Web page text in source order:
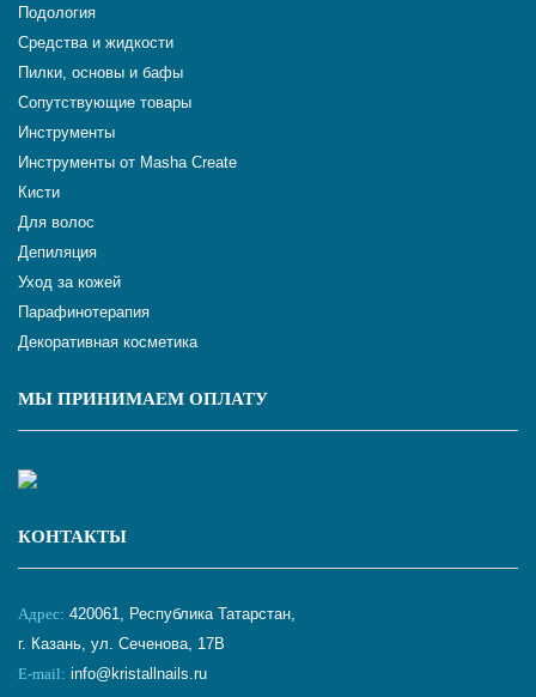
Подология
Средства и жидкости
Пилки, основы и бафы
Сопутствующие товары
Инструменты
Инструменты от Masha Create
Кисти
Для волос
Депиляция
Уход за кожей
Парафинотерапия
Декоративная косметика
МЫ ПРИНИМАЕМ ОПЛАТУ
КОНТАКТЫ
Адрес: 420061, Республика Татарстан,
г. Казань, ул. Сеченова, 17В
E-mail: info@kristallnails.ru